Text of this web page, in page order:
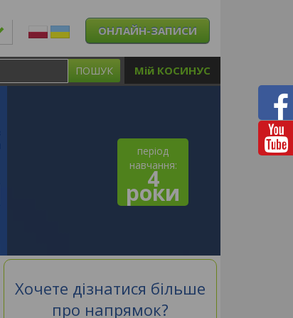
ОНЛАЙН-ЗАПИСИ
Мій КОСИНУС
ПОШУК
період
навчання:
4
роки
Хочете дізнатися більше
про напрямок?